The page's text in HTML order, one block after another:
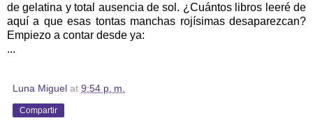
de gelatina y total ausencia de sol. ¿Cuántos libros leeré de
aquí a que esas tontas manchas rojísimas desaparezcan?
Empiezo a contar desde ya:
...
Luna Miguel at 9:54 p. m.
Compartir